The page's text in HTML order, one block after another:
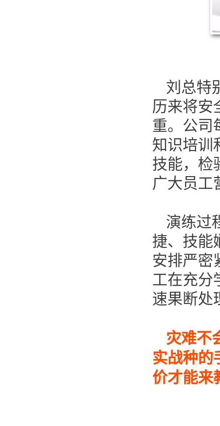
刘总特
历来将安
重。公司
知识培训
技能，检
广大员工
演练过
捷、技能
安排严密
工在充分
速果断处
灾难不
实战种的
价才能来